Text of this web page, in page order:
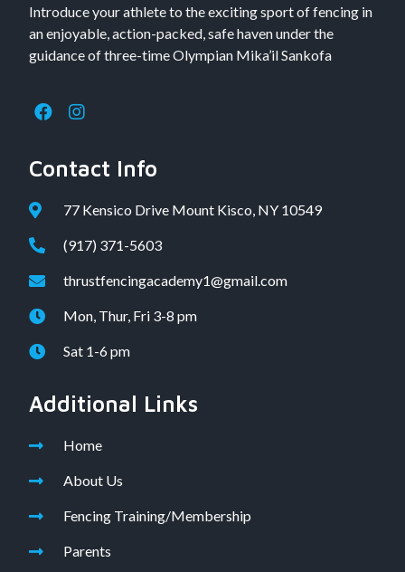
Introduce your athlete to the exciting sport of fencing in
an enjoyable, action-packed, safe haven under the
guidance of three-time Olympian Mika’il Sankofa
Contact Info
77 Kensico Drive Mount Kisco, NY 10549
(917) 371-5603
thrustfencingacademy1@gmail.com
Mon, Thur, Fri 3-8 pm
Sat 1-6 pm
Additional Links
Home
About Us
Fencing Training/Membership
Parents